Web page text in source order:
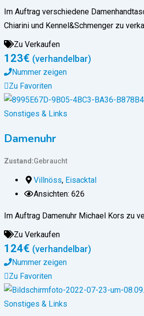
Im Auftrag verschiedene
Chiarini und Kennel&Schmenger zu
Zu Verkaufen
123€ (verhandelbar)
Nummer zeigen
Zu Favoriten
Sonstiges & Links
Damenuhr
Zustand Gebraucht
Villnöss, Eisacktal
Ansichten: 626
Im Auftrag Damenuhr Michael Kors zu
Zu Verkaufen
124€ (verhandelbar)
Nummer zeigen
Zu Favoriten
Sonstiges & Links